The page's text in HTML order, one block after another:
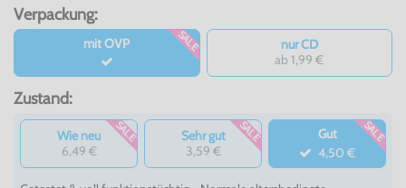
Verpackung:
mit OVP SALE
nur CD
ab 1,99 €
Zustand:
Wie neu
6,49 €
SALE
Sehr gut
3,59 €
SALE
Gut
4,50 €
SALE